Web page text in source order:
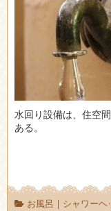
水回り設備は、住空
ある。
お風呂 | シャワーヘ